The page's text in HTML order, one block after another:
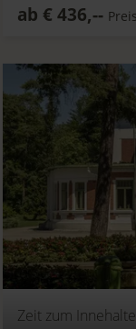
ab € 436,--
Zeit zum